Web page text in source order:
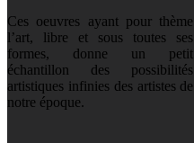
Ces oeuvres ayant pour thème
l’art, libre et sous toutes ses
formes, donne un petit
échantillon des possibilités
artistiques infinies des artistes de
notre époque.